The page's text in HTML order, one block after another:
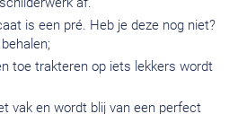
is een pré. Heb je deze nog niet?
toe trakteren op iets lekkers wordt
vak en wordt blij van een perfect